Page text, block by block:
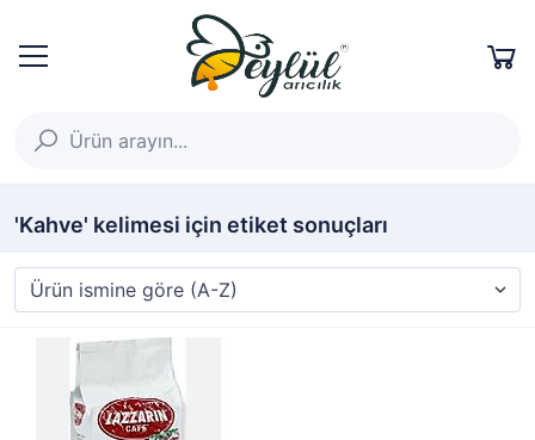
'Kahve' kelimesi için etiket sonuçları